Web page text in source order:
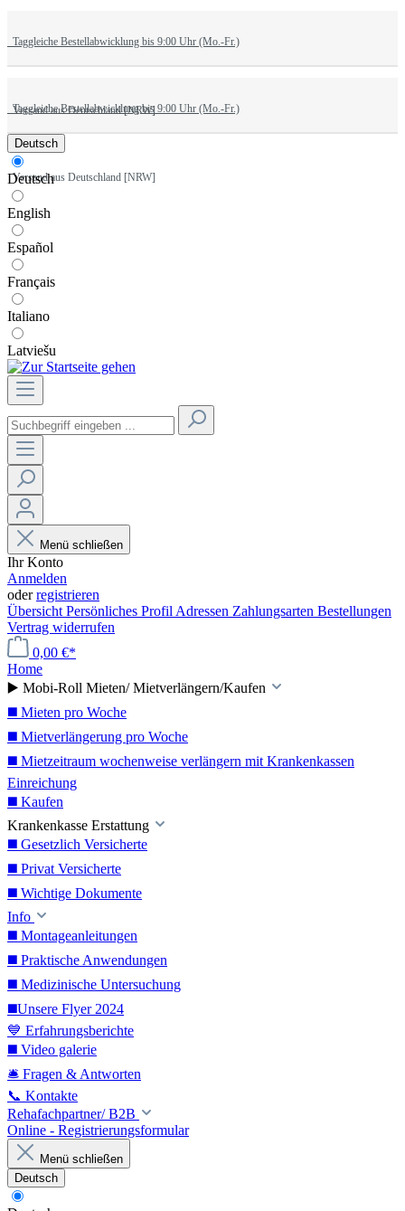
Taggleiche Bestellabwicklung bis 9:00 Uhr (Mo.-Fr.)
Versand aus Deutschland [NRW]
Taggleiche Bestellabwicklung bis 9:00 Uhr (Mo.-Fr.)
Versand aus Deutschland [NRW]
Deutsch
Deutsch
English
Español
Français
Italiano
Latviešu
Menü schließen
Ihr Konto
Anmelden
oderregistrieren
Übersicht Persönliches Profil Adressen Zahlungsarten Bestellungen
Vertrag widerrufen
0,00 €*
Home
▶️ Mobi-Roll Mieten/ Mietverlängern/Kaufen
◼️ Mieten pro Woche
◼️ Mietverlängerung pro Woche
◼️ Mietzeitraum wochenweise verlängern mit Krankenkassen
Einreichung
◼️ Kaufen
Krankenkasse Erstattung
◼️ Gesetzlich Versicherte
◼️ Privat Versicherte
◼️ Wichtige Dokumente
Info
◼️ Montageanleitungen
◼️ Praktische Anwendungen
◼️ Medizinische Untersuchung
◼️Unsere Flyer 2024
💙 Erfahrungsberichte
◼️ Video galerie
🛎️ Fragen & Antworten
📞 Kontakte
Rehafachpartner/ B2B
Online - Registrierungsformular
Menü schließen
Deutsch